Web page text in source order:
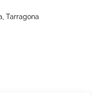
Tarragona